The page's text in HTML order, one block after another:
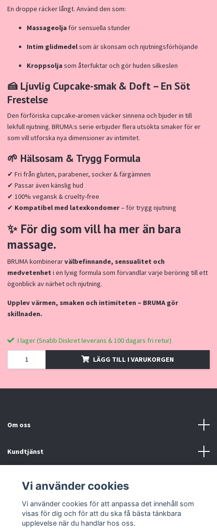
En droppe räcker långt. Använd den som:
Massageoljaför sensuella stunder
Intim glidmedelsom är skonsam och njutningsförhöjande
Kroppsoljasom återfuktar och gör huden silkeslen
🍰 Ljuvlig Cupcake-smak & Doft – En Söt
Frestelse
Den förföriska cupcake-aromen väcker sinnena och bjuder in till
lekfull njutning. BRUMA:s serie erbjuder flera utsökta smaker för er
som vill utforska nya dimensioner av intimitet.
🌱 Hälsosam & Trygg Formula
✔ Fri från gluten, parabener, socker & färgämnen
✔ Passar även känslig hud
✔ 100% vegansk & cruelty-free
✔ Kompatibel med latexkondomer– för trygg njutning
✨ För dig som vill ha mer än bara
massage.
BRUMA kombinerarvälbefinnande, sensualitet och
medvetenhet i en lyxig formula som förvandlar varje beröring till ett
ögonblick av närhet och njutning.
Upplev värmen, smaken och intimiteten – BRUMA gör
skillnaden.
I lager (Snabb Diskret leverans & 100 dagars fri retur)
LÄGG TILL I VARUKORGEN
Om oss
Kundtjänst
Sociala medier
Vi använder cookies
Vi använder cookies för att anpassa det innehåll som
visas för dig och för att du ska få bästa tänkbara
upplevelse när du handlar hos oss.